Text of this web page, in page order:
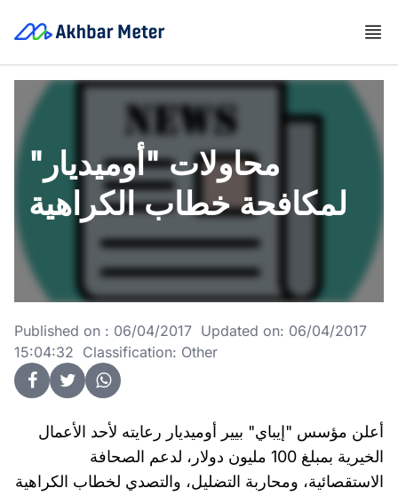
محاولات "أوميديار"
لمكافحة خطاب الكراهية
Published on : 06/04/2017 Updated on: 06/04/2017
15:04:32 Classification: Other
أعلن مؤسس "إيباي" بيير أوميديار رعايته لأحد الأعمال
الخيرية بمبلغ 100 مليون دولار، لدعم الصحافة
الاستقصائية، ومحاربة التضليل، والتصدي لخطاب الكراهية